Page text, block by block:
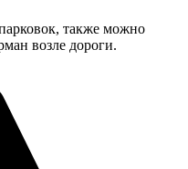
также можно
возле дороги.